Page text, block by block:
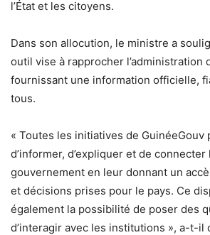
l’État et les citoyens.
Dans son allocution, le ministre a
outil vise à rapprocher l’administration
fournissant une information officielle,
tous.
« Toutes les initiatives de GuinéeGouv
d’informer, d’expliquer et de
gouvernement en leur donnant un
et décisions prises pour le pays. Ce
également la possibilité de poser des
d’interagir avec les institutions », a-t-il